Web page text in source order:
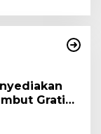
Gratis